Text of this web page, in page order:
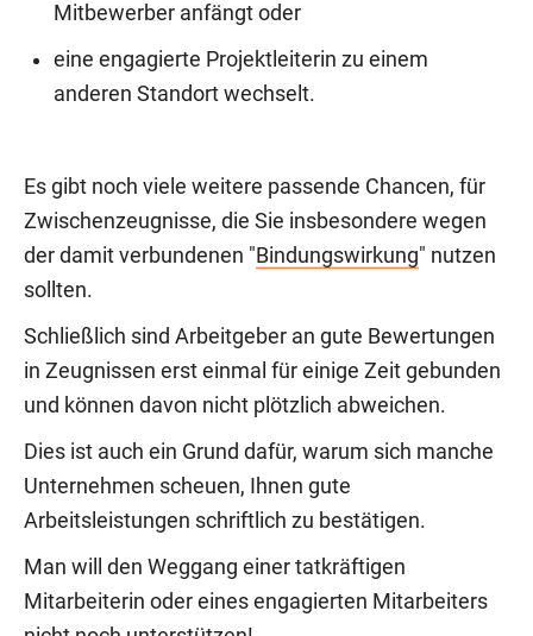
Mitbewerber anfängt oder
eine engagierte Projektleiterin zu einem
anderen Standort wechselt.
Es gibt noch viele weitere passende Chancen, für
Zwischenzeugnisse, die Sie insbesondere wegen
der damit verbundenen " Bindungswirkung" nutzen
sollten.
Schließlich sind Arbeitgeber an gute Bewertungen
in Zeugnissen erst einmal für einige Zeit gebunden
und können davon nicht plötzlich abweichen.
Dies ist auch ein Grund dafür, warum sich manche
Unternehmen scheuen, Ihnen gute
Arbeitsleistungen schriftlich zu bestätigen.
Man will den Weggang einer tatkräftigen
Mitarbeiterin oder eines engagierten Mitarbeiters